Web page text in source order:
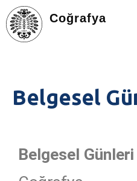
Coğrafya
LISANS
LISANSÜSTÜ
Belgesel
Belgesel Günleri